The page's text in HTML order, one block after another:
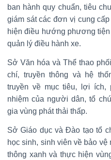
ban hành quy chuẩn, tiêu
giám sát các đơn vị cung
hiện điều hướng phương
quản lý điều hành xe.
Sở Văn hóa và Thể thao
chí, truyền thông và hệ
truyền về mục tiêu, lợi ích,
nhiệm của người dân, tổ
gia vùng phát thải thấp.
Sở Giáo dục và Đào tạo tổ
học sinh, sinh viên về bảo
thông xanh và thực hiện